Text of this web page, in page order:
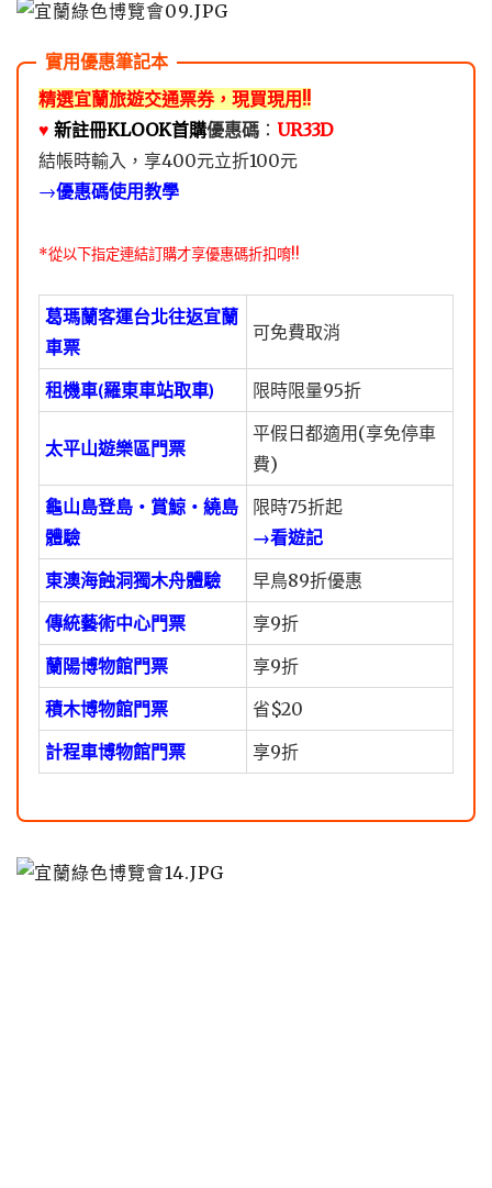
精選宜蘭旅遊交通票券，現買現用!!
♥️ 新註冊KLOOK首購優惠碼 ： UR33D
結帳時輸入，享400元立折100元
→優惠碼使用教學
*從以下指定連結訂購才享優惠碼折扣唷!!
葛瑪蘭客運台北往返宜蘭
車票
可免費取消
租機車(羅東車站取車) 限時限量95折
太平山遊樂區門票
平假日都適用(享免停車
費)
龜山島登島・賞鯨・繞島
體驗
限時75折起
→看遊記
東澳海蝕洞獨木舟體驗
早鳥89折優惠
傳統藝術中心門票
享9折
蘭陽博物館門票
享9折
積木博物館門票
省$20
計程車博物館門票
享9折